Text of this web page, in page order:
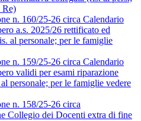
Re)
n. 160/25-26 circa Calendario
a.s. 2025/26 rettificato ed
al personale; per le famiglie
n. 159/25-26 circa Calendario
validi per esami riparazione
personale; per le famiglie vedere
n. 158/25-26 circa
Collegio dei Docenti extra di fine